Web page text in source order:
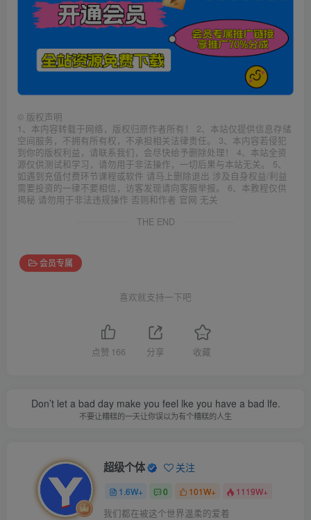
© 版权声明
1、本内容转载于网络，版权归原作者所有！ 2、本站仅提供信息存储
空间服务，不拥有所有权，不承担相关法律责任。 3、本内容若侵犯
到你的版权利益，请联系我们，会尽快给予删除处理！ 4、本站全资
源仅供测试和学习，请勿用于非法操作，一切后果与本站无关。 5、
如遇到充值付费环节课程或软件 请马上删除退出 涉及自身权益/利益
需要投资的一律不要相信，访客发现请向客服举报。 6、本教程仅供
揭秘 请勿用于非法违规操作 否则和作者 官网 无关
THE END
会员专属
喜欢就支持一下吧
点赞 166 分享 收藏
Don’t let a bad day make you feel lke you have a bad lfe.
不要让糟糕的一天让你误以为有个糟糕的人生
超级个体 关注
1.6W+ 0 101W+ 1119W+
我们都在被这个世界温柔的爱着